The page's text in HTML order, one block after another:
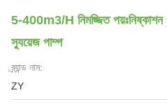
5-400m3/H নিমজ্জিত
স্যুয়েজ পাম্প
ব্র্যান্ড নাম:
ZY